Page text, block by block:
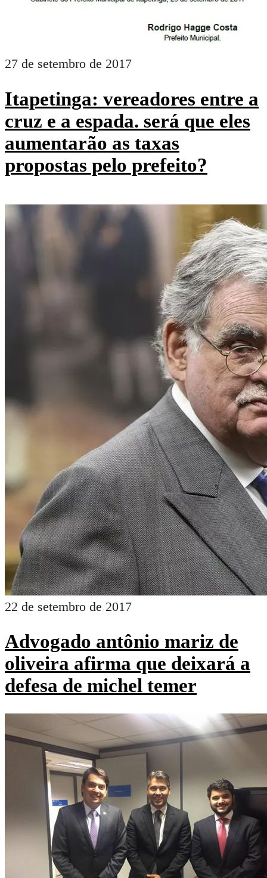
27 de setembro de 2017
Itapetinga: vereadores entre a
cruz e a espada. será que eles
aumentarão as taxas
propostas pelo prefeito?
22 de setembro de 2017
Advogado antônio mariz de
oliveira afirma que deixará a
defesa de michel temer